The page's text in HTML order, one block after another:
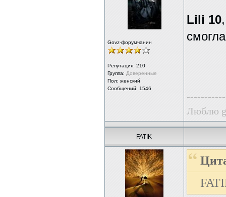
Govz-форумчанин
Репутация: 210
Группа: Доверенные
Пол: женский
Сообщений: 1546
Lili 10,
Люблю
FATIK